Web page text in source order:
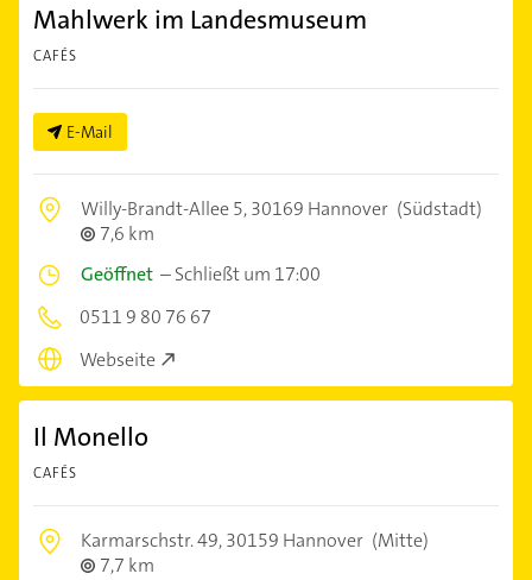
Mahlwerk im Landesmuseum
CAFÉS
E-Mail
Willy-Brandt-Allee 5,30169 Hannover (Südstadt)
7,6 km
Geöffnet –Schließt um 17:00
0511 9 80 76 67
Webseite
Il Monello
CAFÉS
Karmarschstr. 49,30159 Hannover (Mitte)
7,7 km